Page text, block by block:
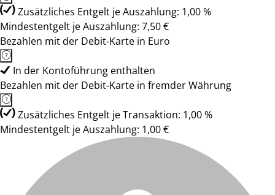
Zusätzliches Entgelt je Auszahlung: 1,00 %
Mindestentgelt je Auszahlung: 7,50 €
Bezahlen mit der Debit-Karte in Euro
In der Kontoführung enthalten
Bezahlen mit der Debit-Karte in fremder Währung
Zusätzliches Entgelt je Transaktion: 1,00 %
Mindestentgelt je Auszahlung: 1,00 €